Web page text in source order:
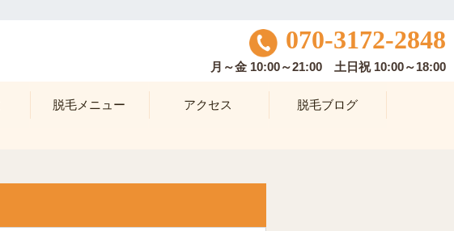
070-3172-2848
月～金 10:00～21:00 土日祝 10:00～18:00
脱毛メニュー アクセス 脱毛ブログ